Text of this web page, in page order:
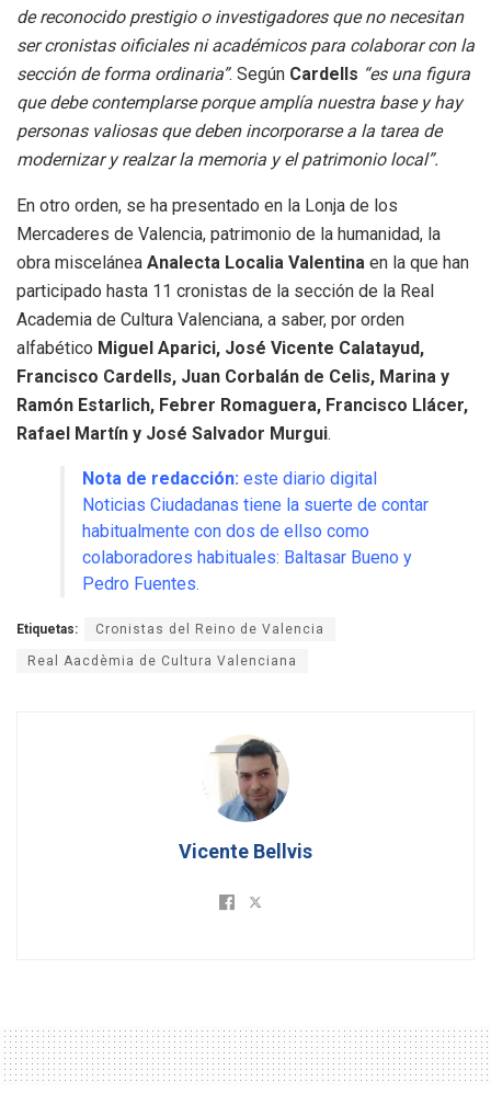
de reconocido prestigio o investigadores que no necesitan
ser cronistas oificiales ni académicos para colaborar con la
sección de forma ordinaria”. Según Cardells “es una figura
que debe contemplarse porque amplía nuestra base y hay
personas valiosas que deben incorporarse a la tarea de
modernizar y realzar la memoria y el patrimonio local”.
En otro orden, se ha presentado en la Lonja de los
Mercaderes de Valencia, patrimonio de la humanidad, la
obra miscelánea Analecta Localia Valentina en la que han
participado hasta 11 cronistas de la sección de la Real
Academia de Cultura Valenciana, a saber, por orden
alfabético Miguel Aparici, José Vicente Calatayud,
Francisco Cardells, Juan Corbalán de Celis, Marina y
Ramón Estarlich, Febrer Romaguera, Francisco Llácer,
Rafael Martín y José Salvador Murgui.
Nota de redacción: este diario digital
Noticias Ciudadanas tiene la suerte de contar
habitualmente con dos de ellso como
colaboradores habituales: Baltasar Bueno y
Pedro Fuentes.
Etiquetas: Cronistas del Reino de Valencia
Real Aacdèmia de Cultura Valenciana
Vicente Bellvis